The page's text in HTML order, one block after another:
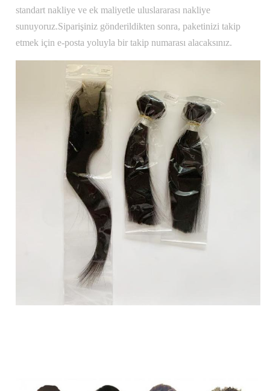
standart nakliye ve ek maliyetle uluslararası nakliye
sunuyoruz.Siparişiniz gönderildikten sonra, paketinizi takip
etmek için e-posta yoluyla bir takip numarası alacaksınız.